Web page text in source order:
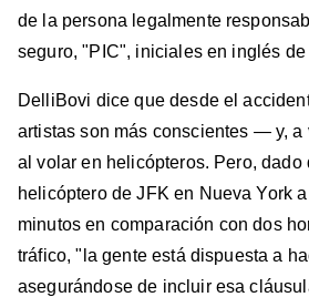
de la persona legalmente
seguro, "PIC", iniciales en inglés
DelliBovi dice que desde el
artistas son más conscientes — y,
al volar en helicópteros. Pero, dado
helicóptero de JFK en Nueva York
minutos en comparación con dos
tráfico, "la gente está dispuesta a
asegurándose de incluir esa